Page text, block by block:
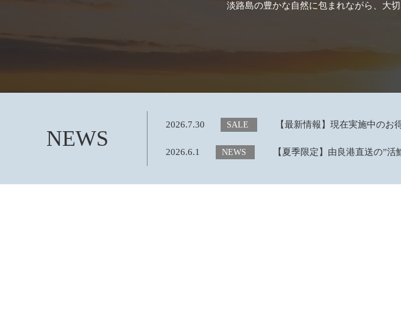
淡路島の豊かな自然に包まれながら、大
NEWS
2026.7.30 SALE 【最新情報】現在実施中のお
2026.6.1 NEWS 【夏季限定】由良港直送の”